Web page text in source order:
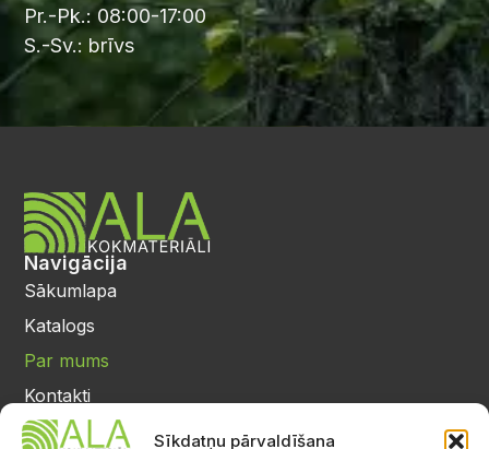
Sīkdatņu pārvaldīšana
Pr.-Pk.: 08:00-17:00
S.-Sv.: brīvs
Navigācija
Sākumlapa
Katalogs
Par mums
Kontakti
Privātuma politika